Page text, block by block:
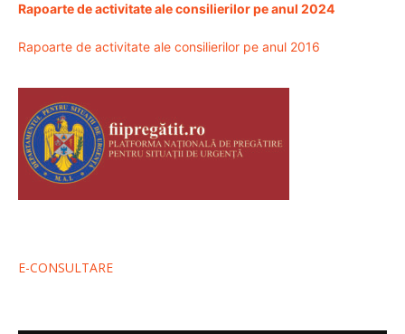
Rapoarte de activitate ale consilierilor pe anul 2024
Rapoarte de activitate ale consilierilor pe anul 2016
E-CONSULTARE